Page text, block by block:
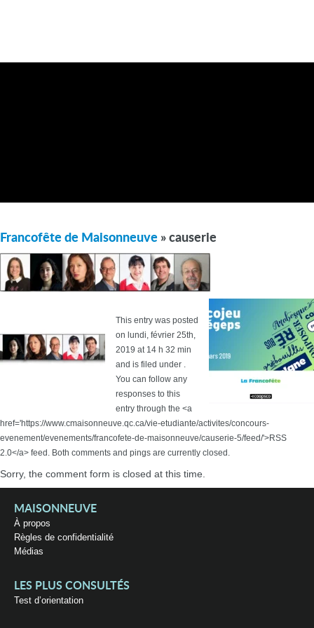
Francofête de Maisonneuve » causerie
This entry was posted
on lundi, février 25th,
2019 at 14 h 32 min
and is filed under .
You can follow any
responses to this
entry through the <a
href='https://www.cmaisonneuve.qc.ca/vie-etudiante/activites/concours-
evenement/evenements/francofete-de-maisonneuve/causerie-5/feed/'>RSS
2.0</a> feed. Both comments and pings are currently closed.
Sorry, the comment form is closed at this time.
MAISONNEUVE
À propos
Règles de confidentialité
Médias
LES PLUS CONSULTÉS
Test d’orientation